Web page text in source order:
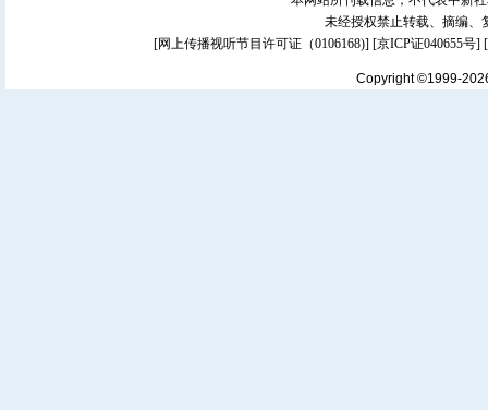
未经授权禁止转载、摘编、
[网上传播视听节目许可证（0106168)] [京ICP证040655号]
Copyright ©1999-